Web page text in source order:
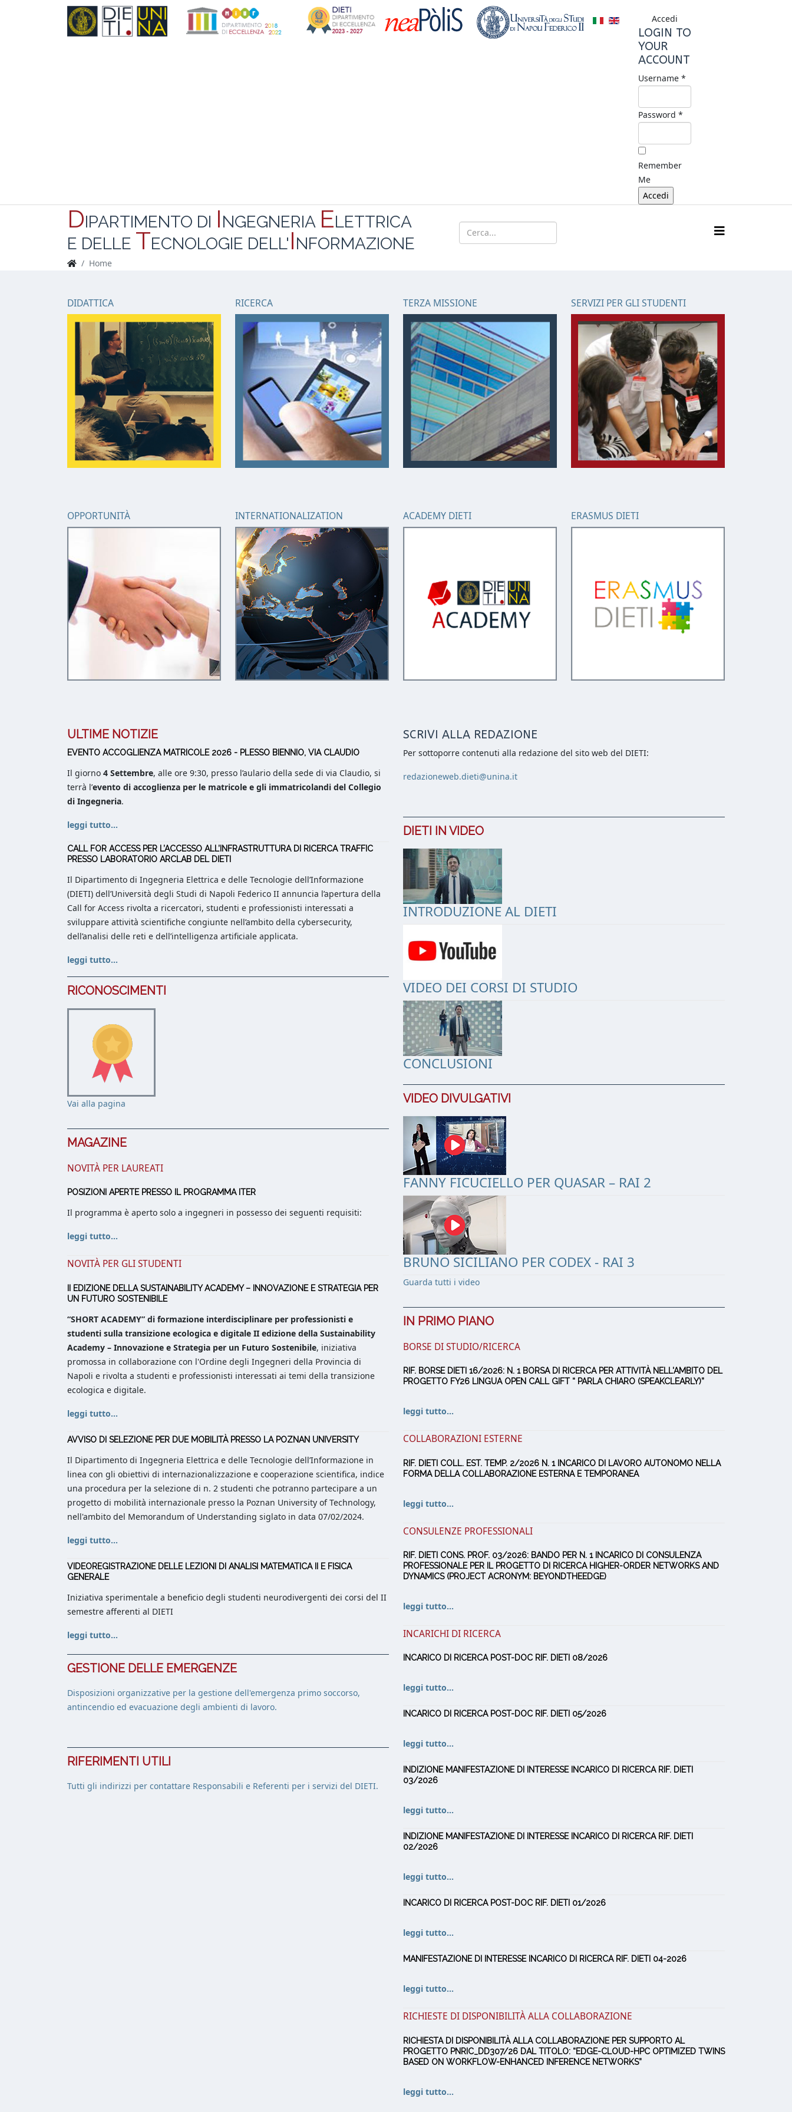
Accedi
LOGIN TO
YOUR
ACCOUNT
Username *
Password *
Remember
Me
DIPARTIMENTO DI INGEGNERIA ELETTRICA
E DELLE TECNOLOGIE DELL'INFORMAZIONE
Home
DIDATTICA RICERCA TERZA MISSIONE SERVIZI PER GLI STUDENTI
OPPORTUNITÀ INTERNATIONALIZATION ACADEMY DIETI ERASMUS DIETI
ULTIME NOTIZIE
EVENTO ACCOGLIENZA MATRICOLE 2026 - PLESSO BIENNIO, VIA CLAUDIO
Il giorno 4 Settembre, alle ore 9:30, presso l’aulario della sede di via Claudio, si
terrà l’evento di accoglienza per le matricole e gli immatricolandi del Collegio
di Ingegneria.
leggi tutto...
CALL FOR ACCESS PER L’ACCESSO ALL’INFRASTRUTTURA DI RICERCA TRAFFIC
PRESSO LABORATORIO ARCLAB DEL DIETI
Il Dipartimento di Ingegneria Elettrica e delle Tecnologie dell’Informazione
(DIETI) dell’Università degli Studi di Napoli Federico II annuncia l’apertura della
Call for Access rivolta a ricercatori, studenti e professionisti interessati a
sviluppare attività scientifiche congiunte nell’ambito della cybersecurity,
dell’analisi delle reti e dell’intelligenza artificiale applicata.
leggi tutto...
RICONOSCIMENTI
Vai alla pagina
MAGAZINE
NOVITÀ PER LAUREATI
POSIZIONI APERTE PRESSO IL PROGRAMMA ITER
Il programma è aperto solo a ingegneri in possesso dei seguenti requisiti:
leggi tutto...
NOVITÀ PER GLI STUDENTI
II EDIZIONE DELLA SUSTAINABILITY ACADEMY – INNOVAZIONE E STRATEGIA PER
UN FUTURO SOSTENIBILE
“SHORT ACADEMY” di formazione interdisciplinare per professionisti e
studenti sulla transizione ecologica e digitale II edizione della Sustainability
Academy – Innovazione e Strategia per un Futuro Sostenibile, iniziativa
promossa in collaborazione con l'Ordine degli Ingegneri della Provincia di
Napoli e rivolta a studenti e professionisti interessati ai temi della transizione
ecologica e digitale.
leggi tutto...
AVVISO DI SELEZIONE PER DUE MOBILITÀ PRESSO LA POZNAN UNIVERSITY
Il Dipartimento di Ingegneria Elettrica e delle Tecnologie dell’Informazione in
linea con gli obiettivi di internazionalizzazione e cooperazione scientifica, indice
una procedura per la selezione di n. 2 studenti che potranno partecipare a un
progetto di mobilità internazionale presso la Poznan University of Technology,
nell'ambito del Memorandum of Understanding siglato in data 07/02/2024.
leggi tutto...
VIDEOREGISTRAZIONE DELLE LEZIONI DI ANALISI MATEMATICA II E FISICA
GENERALE
Iniziativa sperimentale a beneficio degli studenti neurodivergenti dei corsi del II
semestre afferenti al DIETI
leggi tutto...
GESTIONE DELLE EMERGENZE
Disposizioni organizzative per la gestione dell'emergenza primo soccorso,
antincendio ed evacuazione degli ambienti di lavoro.
RIFERIMENTI UTILI
Tutti gli indirizzi per contattare Responsabili e Referenti per i servizi del DIETI.
SCRIVI ALLA REDAZIONE
Per sottoporre contenuti alla redazione del sito web del DIETI:
redazioneweb.dieti@unina.it
DIETI IN VIDEO
INTRODUZIONE AL DIETI
VIDEO DEI CORSI DI STUDIO
CONCLUSIONI
VIDEO DIVULGATIVI
FANNY FICUCIELLO PER QUASAR – RAI 2
BRUNO SICILIANO PER CODEX - RAI 3
Guarda tutti i video
IN PRIMO PIANO
BORSE DI STUDIO/RICERCA
RIF. BORSE DIETI 16/2026: N. 1 BORSA DI RICERCA PER ATTIVITÀ NELL'AMBITO DEL
PROGETTO FY26 LINGUA OPEN CALL GIFT “ PARLA CHIARO (SPEAKCLEARLY)”
leggi tutto...
COLLABORAZIONI ESTERNE
RIF. DIETI COLL. EST. TEMP. 2/2026 N. 1 INCARICO DI LAVORO AUTONOMO NELLA
FORMA DELLA COLLABORAZIONE ESTERNA E TEMPORANEA
leggi tutto...
CONSULENZE PROFESSIONALI
RIF. DIETI CONS. PROF. 03/2026: BANDO PER N. 1 INCARICO DI CONSULENZA
PROFESSIONALE PER IL PROGETTO DI RICERCA HIGHER-ORDER NETWORKS AND
DYNAMICS (PROJECT ACRONYM: BEYONDTHEEDGE)
leggi tutto...
INCARICHI DI RICERCA
INCARICO DI RICERCA POST-DOC RIF. DIETI 08/2026
leggi tutto...
INCARICO DI RICERCA POST-DOC RIF. DIETI 05/2026
leggi tutto...
INDIZIONE MANIFESTAZIONE DI INTERESSE INCARICO DI RICERCA RIF. DIETI
03/2026
leggi tutto...
INDIZIONE MANIFESTAZIONE DI INTERESSE INCARICO DI RICERCA RIF. DIETI
02/2026
leggi tutto...
INCARICO DI RICERCA POST-DOC RIF. DIETI 01/2026
leggi tutto...
MANIFESTAZIONE DI INTERESSE INCARICO DI RICERCA RIF. DIETI 04-2026
leggi tutto...
RICHIESTE DI DISPONIBILITÀ ALLA COLLABORAZIONE
RICHIESTA DI DISPONIBILITÀ ALLA COLLABORAZIONE PER SUPPORTO AL
PROGETTO PNRIC_DD307/26 DAL TITOLO: “EDGE-CLOUD-HPC OPTIMIZED TWINS
BASED ON WORKFLOW-ENHANCED INFERENCE NETWORKS”
leggi tutto...